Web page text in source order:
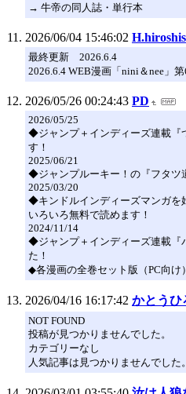
→ 牛帝の同人誌・単行本
2026/06/04 15:46:02 H.hiroshis
最終更新 2026.6.4
2026.6.4 WEB漫画「nini＆nee
2026/05/26 00:24:43 PD
2026/05/25
◆ジャンプ＋インディーズ連載『
す！
2025/06/21
◆ジャンプルーキー！の『フタツ
2025/03/20
◆キンドルインディーズマンガを
いろいろ無料で読めます！
2024/11/14
◆ジャンプ＋インディーズ連載『
た！
◆各漫画の全巻セット版（PC向け
2026/04/16 16:17:42 かとうひ
NOT FOUND
投稿が見つかりませんでした。
カテゴリーなし
人気記事は見つかりませんでした。